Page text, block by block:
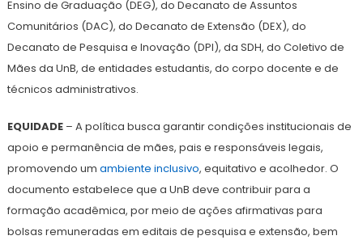
Ensino de Graduação (DEG), do Decanato de Assuntos
Comunitários (DAC), do Decanato de Extensão (DEX), do
Decanato de Pesquisa e Inovação (DPI), da SDH, do Coletivo de
Mães da UnB, de entidades estudantis, do corpo docente e de
técnicos administrativos.
EQUIDADE– A política busca garantir condições institucionais de
apoio e permanência de mães, pais e responsáveis legais,
promovendo um ambiente inclusivo, equitativo e acolhedor. O
documento estabelece que a UnB deve contribuir para a
formação acadêmica, por meio de ações afirmativas para
bolsas remuneradas em editais de pesquisa e extensão, bem